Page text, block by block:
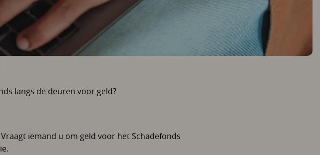
hier:
langs de deuren voor geld?
Vraagt iemand u om geld voor het Schadefonds